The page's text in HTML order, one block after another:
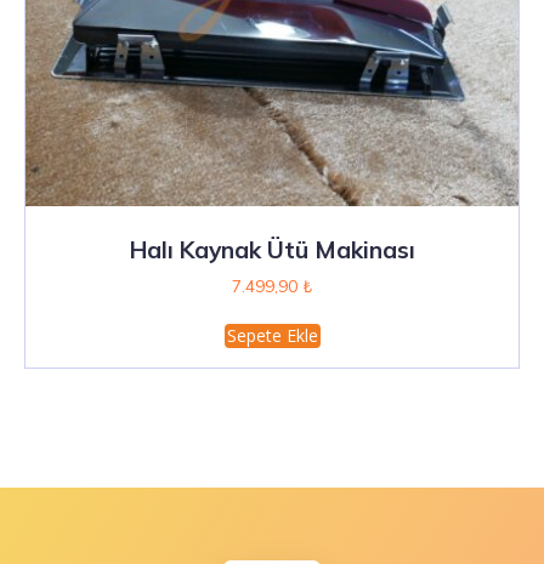
Halı Kaynak Ütü Makinası
7.499,90 ₺
Sepete Ekle